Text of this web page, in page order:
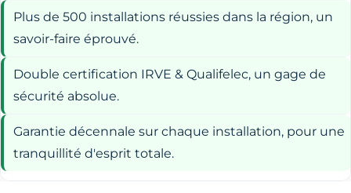
Plus de 500 installations réussies dans la région, un
savoir-faire éprouvé.
Double certification IRVE & Qualifelec, un gage de
sécurité absolue.
Garantie décennale sur chaque installation, pour une
tranquillité d'esprit totale.